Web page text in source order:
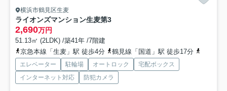
横浜市鶴見区生麦
ライオンズマンション生麦第3
2,690万円
51.13㎡ (2LDK) /築41年 /7階建
京急本線「生麦」駅 徒歩4分
鶴見線「国道」駅 徒歩17分
エレベーター 駐輪場 オートロック
宅配ボックス
インターネット対応
防犯カメラ